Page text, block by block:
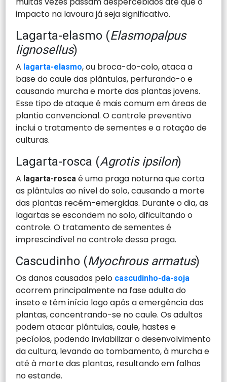
impacto na lavoura já seja significativo.
Lagarta-elasmo (Elasmopalpus
lignosellus)
A lagarta-elasmo, ou broca-do-colo, ataca a
base do caule das plântulas, perfurando-o e
causando murcha e morte das plantas jovens.
Esse tipo de ataque é mais comum em áreas de
plantio convencional. O controle preventivo
inclui o tratamento de sementes e a rotação de
culturas.
Lagarta-rosca (Agrotis ipsilon)
A lagarta-rosca é uma praga noturna que corta
as plântulas ao nível do solo, causando a morte
das plantas recém-emergidas. Durante o dia, as
lagartas se escondem no solo, dificultando o
controle. O tratamento de sementes é
imprescindível no controle dessa praga.
Cascudinho (Myochrous armatus)
Os danos causados pelo cascudinho-da-soja
ocorrem principalmente na fase adulta do
inseto e têm início logo após a emergência das
plantas, concentrando-se no caule. Os adultos
podem atacar plântulas, caule, hastes e
pecíolos, podendo inviabilizar o desenvolvimento
da cultura, levando ao tombamento, à murcha e
até à morte das plantas, resultando em falhas
no estande.